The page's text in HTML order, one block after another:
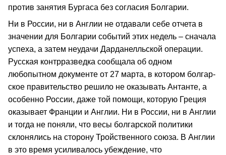
против занятия Бургаса без согласия Болгарии.
Ни в России, ни в Англии не отдавали себе отчета в
значе­нии для Болгарии событий этих недель – сначала
успеха, а затем неудачи Дарданелльской операции.
Русская контрразведка сообщала об одном
любопытном документе от 27 марта, в котором болгар­
ское правительство решило не оказывать Антанте, а
осо­бенно России, даже той помощи, которую Греция
оказывает Франции и Англии. Ни в России, ни в Англии
и тогда не поняли, что весы болгарской политики
склонялись на сторону Тройственного союза. В Англии
в это время усиливалось убеждение, что